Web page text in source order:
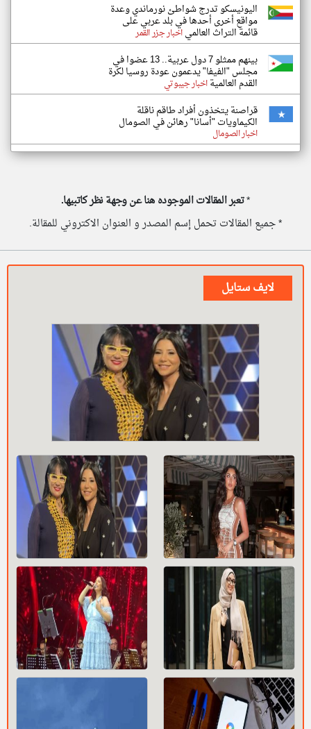
اليونيسكو تدرج شواطئ نورماندي وعدة
مواقع أخرى أحدها في بلد عربي على
قائمة التراث العالمياخبار جزر القمر
بينهم ممثلو 7 دول عربية.. 13 عضوا في
مجلس "الفيفا" يدعمون عودة روسيا لكرة
القدم العالميةاخبار جيبوتي
قراصنة يتخذون أفراد طاقم ناقلة
الكيماويات "أسانا" رهائن في الصومال
اخبار الصومال
*تعبر المقالات الموجوده هنا عن وجهة نظر كاتبيها.
* جميع المقالات تحمل إسم المصدر و العنوان الاكتروني للمقالة.
لايف ستايل